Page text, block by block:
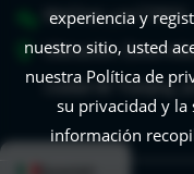
experiencia y
nuestro sitio, usted
nuestra Política de
su privacidad y la
información
English French
WeChat:yan779931
Ubicación: Zona
ciudad de Yueqing,